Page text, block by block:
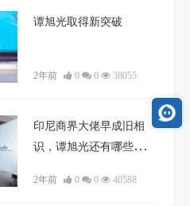
谭旭光取得新突破
2年前 0 0 38055
印尼商界大佬早成旧相
识，谭旭光还有哪些国
2年前 0 0 40588